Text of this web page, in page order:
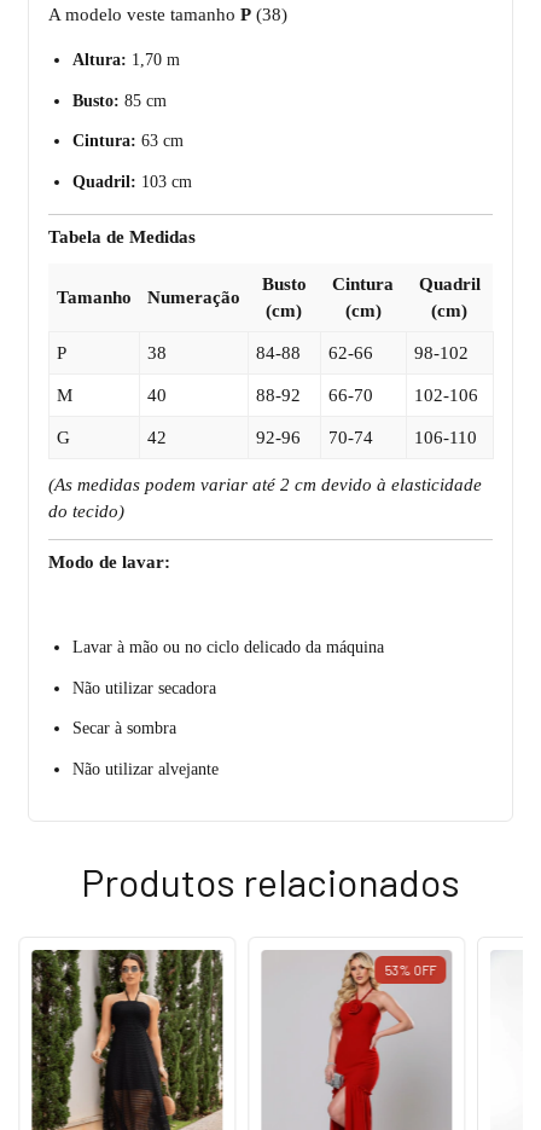
A modelo veste tamanho P (38)
Altura: 1,70 m
Busto: 85 cm
Cintura: 63 cm
Quadril: 103 cm
Tabela de Medidas
Tamanho Numeração
Busto
(cm)
Cintura
(cm)
Quadril
(cm)
P 38 84-88 62-66 98-102
M 40 88-92 66-70 102-106
G 42 92-96 70-74 106-110
(As medidas podem variar até 2 cm devido à elasticidade
do tecido)
Modo de lavar:
Lavar à mão ou no ciclo delicado da máquina
Não utilizar secadora
Secar à sombra
Não utilizar alvejante
Produtos relacionados
53% OFF